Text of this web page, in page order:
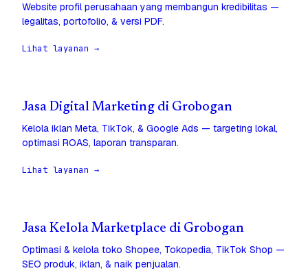
Website profil perusahaan yang membangun kredibilitas —
legalitas, portofolio, & versi PDF.
Lihat layanan →
Jasa Digital Marketing di Grobogan
Kelola iklan Meta, TikTok, & Google Ads — targeting lokal,
optimasi ROAS, laporan transparan.
Lihat layanan →
Jasa Kelola Marketplace di Grobogan
Optimasi & kelola toko Shopee, Tokopedia, TikTok Shop —
SEO produk, iklan, & naik penjualan.